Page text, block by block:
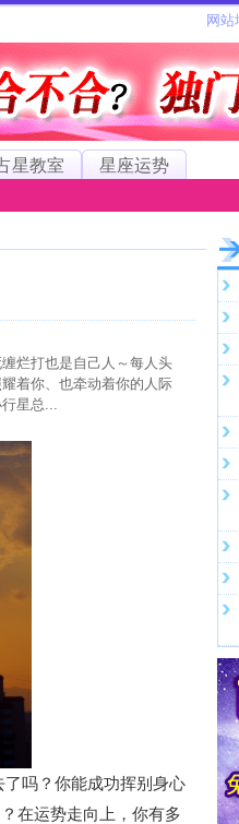
星教室
星座运势
烂打也是自己人～每人头
着你、也牵动着你的人际
星总...
吗？你能成功挥别身心
在运势走向上，你有多